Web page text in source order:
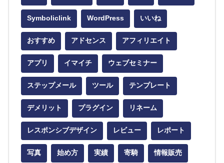
Symboliclink WordPress いいね
おすすめ アドセンス アフィリエイト
アプリ イマイチ ウェブセミナー
ステップメール ツール テンプレート
デメリット プラグイン リネーム
レスポンシブデザイン レビュー レポート
写真 始め方 実績 寄騎 情報販売